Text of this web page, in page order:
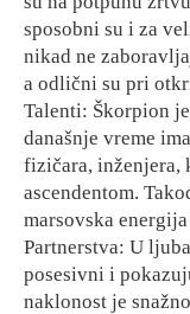
sposobni su i za
nikad ne
a odlični su pri
Talenti: Škorpion
današnje vreme
fizičara, inženjera,
ascendentom.
marsovska
Partnerstva: U
posesivni i
naklonost je